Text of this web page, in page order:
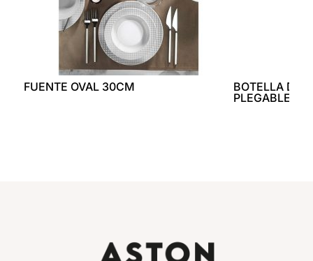
FUENTE OVAL 30CM
BOTELLA DE
PLEGABLE